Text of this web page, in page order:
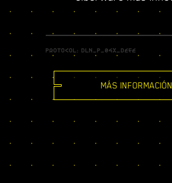
MÁS INFORMACIÓN